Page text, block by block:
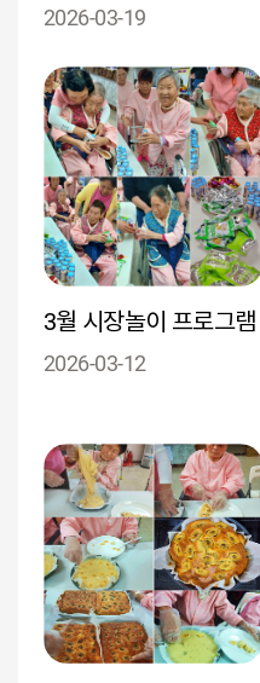
2026-03-19
3월 시장놀이 프로그램
2026-03-12